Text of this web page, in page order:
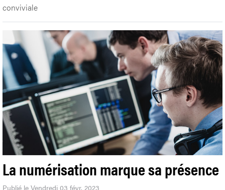
conviviale
La numérisation marque sa présence
Publié le Vendredi 03 févr. 2023